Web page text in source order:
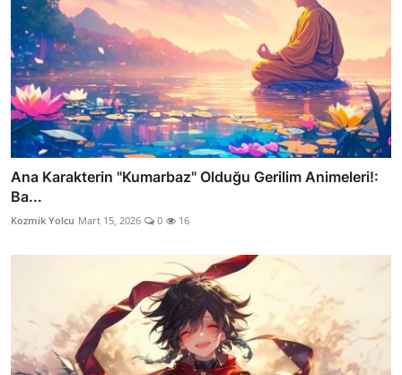
Ana Karakterin "Kumarbaz" Olduğu Gerilim Animeleri!:
Ba...
Kozmik Yolcu Mart 15, 2026 0 16